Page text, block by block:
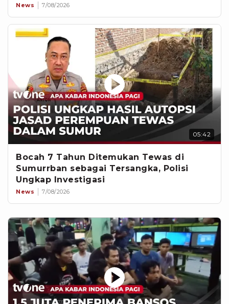
News 7/08/2026
05:42
Bocah 7 Tahun Ditemukan Tewas di
Sumurrban sebagai Tersangka, Polisi
Ungkap Investigasi
News 7/08/2026